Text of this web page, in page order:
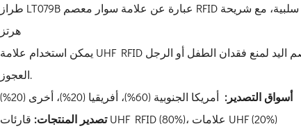
طراز LT079B عبارة عن علامة سوار معصم RFID سلبية، مع شريحة EPC Gen2 والتردد القياسي 860-960 ميجا
يمكن استخدام علامة UHF RFID للاستخدام مرة واحدة، ويمكن ربطها بمعصم اليد لمنع فقدان الطفل أو الرجل
العجوز.
أسواق التصدير: أمريكا الجنوبية (60%)، أفريقيا (20%)، أخرى (20%)
تصدير المنتجات:
قارئات UHF RFID (80%)، علامات UHF (20%)